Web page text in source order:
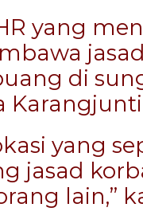
yang
di
yang
jasad
lain,”